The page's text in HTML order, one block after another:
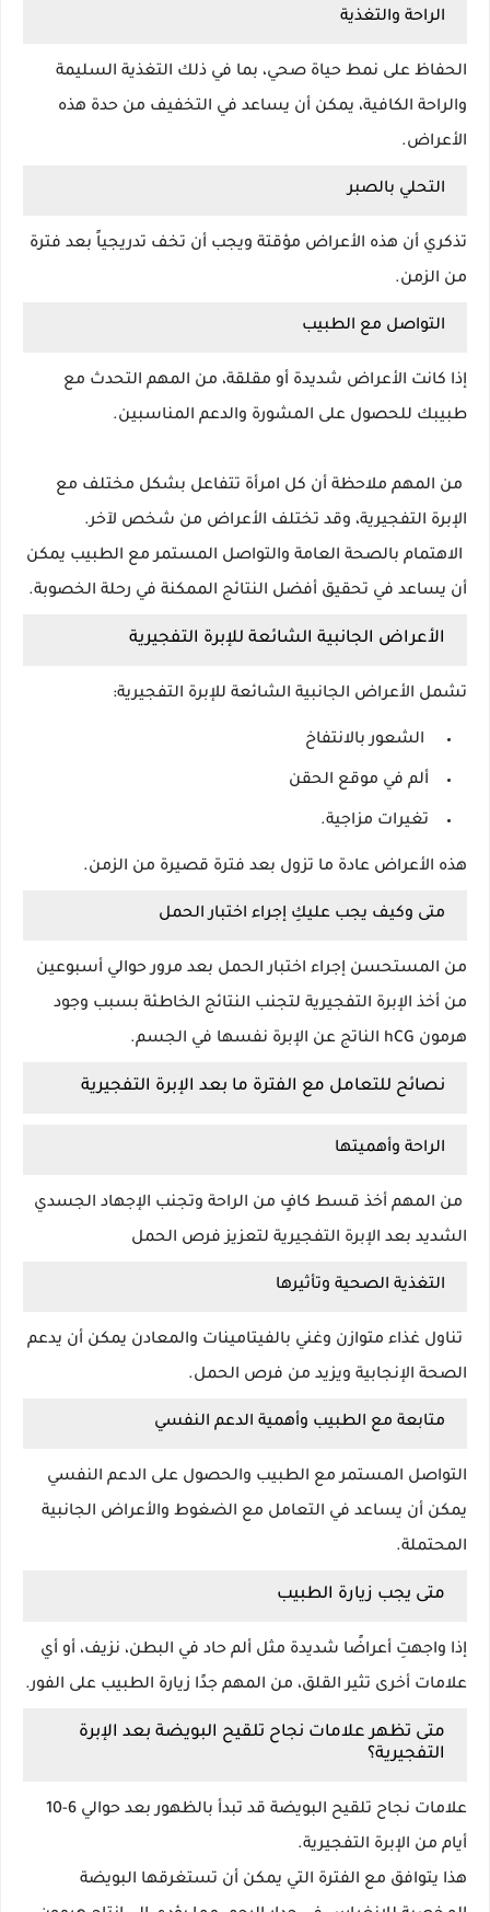
الراحة والتغذية
الحفاظ على نمط حياة صحي، بما في ذلك التغذية السليمة
والراحة الكافية، يمكن أن يساعد في التخفيف من حدة هذه
الأعراض.
التحلي بالصبر
تذكري أن هذه الأعراض مؤقتة ويجب أن تخف تدريجياً بعد فترة
من الزمن.
التواصل مع الطبيب
إذا كانت الأعراض شديدة أو مقلقة، من المهم التحدث مع
طبيبك للحصول على المشورة والدعم المناسبين.
من المهم ملاحظة أن كل امرأة تتفاعل بشكل مختلف مع
الإبرة التفجيرية، وقد تختلف الأعراض من شخص لآخر.
الاهتمام بالصحة العامة والتواصل المستمر مع الطبيب يمكن
أن يساعد في تحقيق أفضل النتائج الممكنة في رحلة الخصوبة.
الأعراض الجانبية الشائعة للإبرة التفجيرية
تشمل الأعراض الجانبية الشائعة للإبرة التفجيرية:
الشعور بالانتفاخ
ألم في موقع الحقن
تغيرات مزاجية.
هذه الأعراض عادة ما تزول بعد فترة قصيرة من الزمن.
متى وكيف يجب عليكِ إجراء اختبار الحمل
من المستحسن إجراء اختبار الحمل بعد مرور حوالي أسبوعين
من أخذ الإبرة التفجيرية لتجنب النتائج الخاطئة بسبب وجود
هرمون hCG الناتج عن الإبرة نفسها في الجسم.
نصائح للتعامل مع الفترة ما بعد الإبرة التفجيرية
الراحة وأهميتها
من المهم أخذ قسط كافٍ من الراحة وتجنب الإجهاد الجسدي
الشديد بعد الإبرة التفجيرية لتعزيز فرص الحمل
التغذية الصحية وتأثيرها
تناول غذاء متوازن وغني بالفيتامينات والمعادن يمكن أن يدعم
الصحة الإنجابية ويزيد من فرص الحمل.
متابعة مع الطبيب وأهمية الدعم النفسي
التواصل المستمر مع الطبيب والحصول على الدعم النفسي
يمكن أن يساعد في التعامل مع الضغوط والأعراض الجانبية
المحتملة.
متى يجب زيارة الطبيب
إذا واجهتِ أعراضًا شديدة مثل ألم حاد في البطن، نزيف، أو أي
علامات أخرى تثير القلق، من المهم جدًا زيارة الطبيب على الفور.
متى تظهر علامات نجاح تلقيح البويضة بعد الإبرة
التفجيرية؟
علامات نجاح تلقيح البويضة قد تبدأ بالظهور بعد حوالي 6-10
أيام من الإبرة التفجيرية.
هذا يتوافق مع الفترة التي يمكن أن تستغرقها البويضة